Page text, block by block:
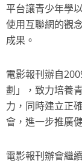
平台讓青少年學
使用互聯網的觀
成果。
電影報刊辦自
劃」，致力培養
力，同時建立正
會，進一步推廣
電影報刊辦會繼